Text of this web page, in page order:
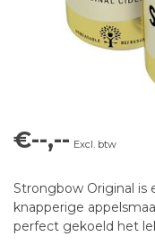
€--,-- Excl. btw
Strongbow Original is
knapperige
perfect gekoeld het